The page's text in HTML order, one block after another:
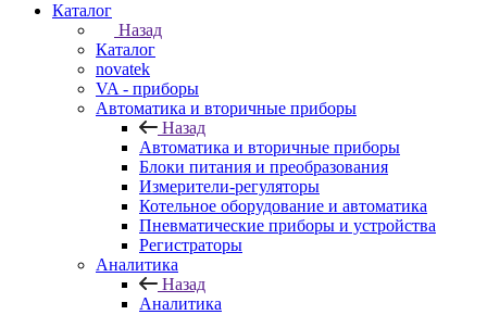
Каталог
Назад
Каталог
novatek
VA - приборы
Автоматика и вторичные приборы
Назад
Автоматика и вторичные приборы
Блоки питания и преобразования
Измерители-регуляторы
Котельное оборудование и автоматика
Пневматические приборы и устройства
Регистраторы
Аналитика
Назад
Аналитика